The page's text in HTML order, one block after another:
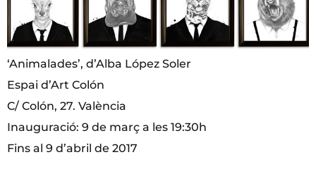
‘Animalades’, d’Alba López Soler
Espai d’Art Colón
C/ Colón, 27. València
Inauguració: 9 de març a les 19:30h
Fins al 9 d’abril de 2017